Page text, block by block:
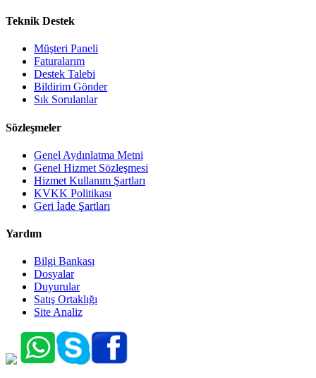
Teknik Destek
Müşteri Paneli
Faturalarım
Destek Talebi
Bildirim Gönder
Sık Sorulanlar
Sözleşmeler
Genel Aydınlatma Metni
Genel Hizmet Sözleşmesi
Hizmet Kullanım Şartları
KVKK Politikası
Geri İade Şartları
Yardım
Bilgi Bankası
Dosyalar
Duyurular
Satış Ortaklığı
Site Analiz